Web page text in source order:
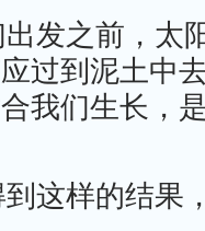
发之前，太
过到泥土中
我们生长，
这样的结果